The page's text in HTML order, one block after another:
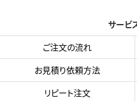
サービ
ご注文の流れ
お見積り依頼方法
リピート注文